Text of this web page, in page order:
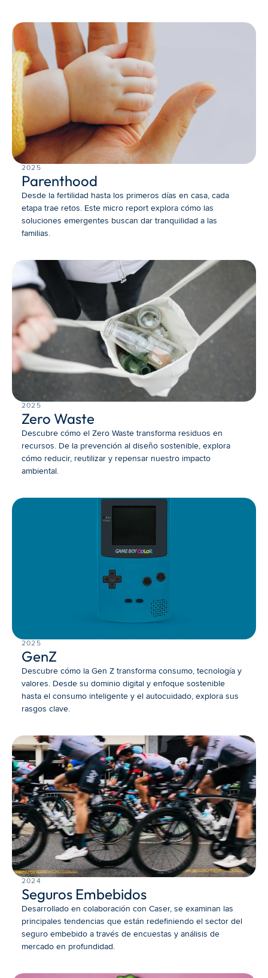
2025
Parenthood
Desde la fertilidad hasta los primeros días en casa, cada
etapa trae retos. Este micro report explora cómo las
soluciones emergentes buscan dar tranquilidad a las
familias.
2025
Zero Waste
Descubre cómo el Zero Waste transforma residuos en
recursos. De la prevención al diseño sostenible, explora
cómo reducir, reutilizar y repensar nuestro impacto
ambiental.
2025
GenZ
Descubre cómo la Gen Z transforma consumo, tecnología y
valores. Desde su dominio digital y enfoque sostenible
hasta el consumo inteligente y el autocuidado, explora sus
rasgos clave.
2024
Seguros Embebidos
Desarrollado en colaboración con Caser, se examinan las
principales tendencias que están redefiniendo el sector del
seguro embebido a través de encuestas y análisis de
mercado en profundidad.